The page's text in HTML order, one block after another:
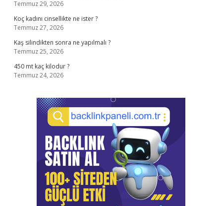
Temmuz 29, 2026
Koç kadını cinsellikte ne ister ?
Temmuz 27, 2026
Kaş silindikten sonra ne yapılmalı ?
Temmuz 25, 2026
450 mt kaç kilodur ?
Temmuz 24, 2026